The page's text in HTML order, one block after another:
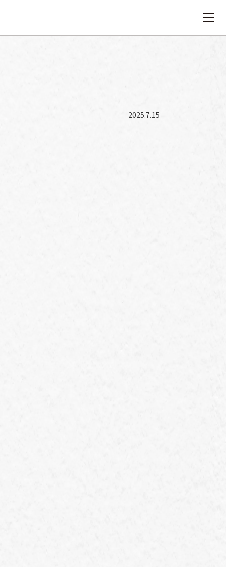
2025.7.15